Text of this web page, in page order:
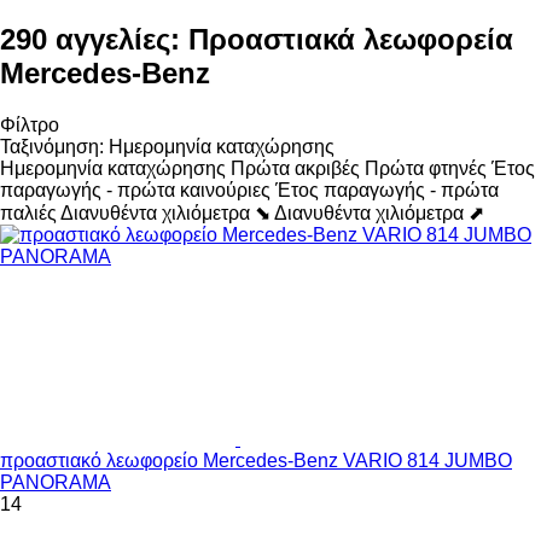
290 αγγελίες: Προαστιακά λεωφορεία
Mercedes-Benz
Φίλτρο
Ταξινόμηση: Ημερομηνία καταχώρησης
Ημερομηνία καταχώρησης Πρώτα ακριβές Πρώτα φτηνές Έτος
παραγωγής - πρώτα καινούριες Έτος παραγωγής - πρώτα
παλιές Διανυθέντα χιλιόμετρα ⬊ Διανυθέντα χιλιόμετρα ⬈
προαστιακό λεωφορείο Mercedes-Benz VARIO 814 JUMBO
PANORAMA
14